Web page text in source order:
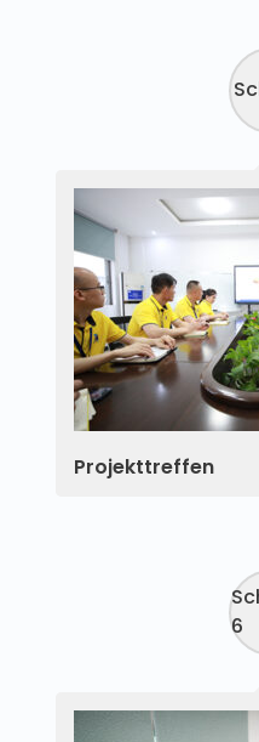
Projekttreffen
6